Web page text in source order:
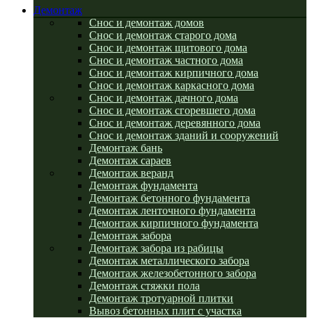
Демонтаж
Снос и демонтаж домов
Снос и демонтаж старого дома
Снос и демонтаж щитового дома
Снос и демонтаж частного дома
Снос и демонтаж кирпичного дома
Снос и демонтаж каркасного дома
Снос и демонтаж дачного дома
Снос и демонтаж сгоревшего дома
Снос и демонтаж деревянного дома
Снос и демонтаж зданий и сооружений
Демонтаж бань
Демонтаж сараев
Демонтаж веранд
Демонтаж фундамента
Демонтаж бетонного фундамента
Демонтаж ленточного фундамента
Демонтаж кирпичного фундамента
Демонтаж забора
Демонтаж забора из рабицы
Демонтаж металлического забора
Демонтаж железобетонного забора
Демонтаж стяжки пола
Демонтаж тротуарной плитки
Вывоз бетонных плит с участка